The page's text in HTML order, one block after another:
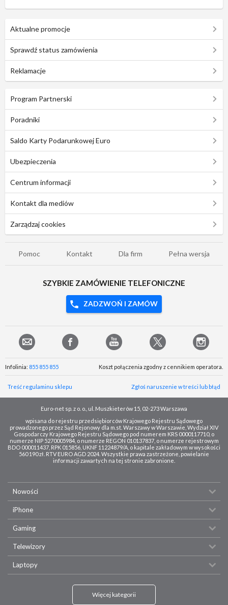
Aktualne promocje
Sprawdź status zamówienia
Reklamacje
Program Partnerski
Poradniki
Saldo Karty Podarunkowej Euro
Ubezpieczenia
Centrum informacji
Kontakt dla mediów
Zarządzaj cookies
Pomoc Kontakt Dla firm Pełna wersja
SZYBKIE ZAMÓWIENIE TELEFONICZNE
ZADZWOŃ I ZAMÓW
Infolinia: 855 855 855 Koszt połączenia zgodny z cennikiem operatora.
Treść regulaminu sklepu Zgłoś naruszenie w treści lub błąd
Euro-net sp. z o. o., ul. Muszkieterów 15, 02-273 Warszawa
wpisana do rejestru przedsiębiorców Krajowego Rejestru Sądowego
prowadzonego przez Sąd Rejonowy dla m.st. Warszawy w Warszawie, Wydział XIV
Gospodarczy Krajowego Rejestru Sądowego pod numerem KRS 0000117710, o
numerze NIP 5270005984, o numerze REGON 010137837, o numerze rejestrowym
BDO 000011437, RPK 015856, UKNF 11224879/A, o kapitale zakładowym w wysokości
560 190 zł. RTV EURO AGD 2024. Wszystkie prawa zastrzeżone, powielanie
informacji zawartych na tej stronie zabronione.
Nowości
iPhone
Gaming
Telewizory
Laptopy
Więcej kategorii